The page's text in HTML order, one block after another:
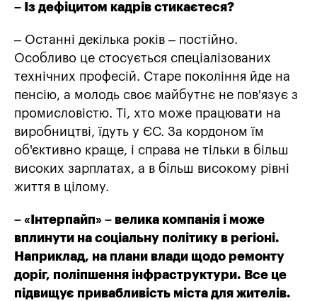
– Із дефіцитом кадрів стикаєтеся?
– Останні декілька років – постійно.
Особливо це стосується спеціалізованих
технічних професій. Старе покоління йде на
пенсію, а молодь своє майбутнє не пов'язує з
промисловістю. Ті, хто може працювати на
виробництві, їдуть у ЄС. За кордоном їм
об'єктивно краще, і справа не тільки в більш
високих зарплатах, а в більш високому рівні
життя в цілому.
– «Інтерпайп» – велика компанія і може
вплинути на соціальну політику в регіоні.
Наприклад, на плани влади щодо ремонту
доріг, поліпшення інфраструктури. Все це
підвищує привабливість міста для жителів.